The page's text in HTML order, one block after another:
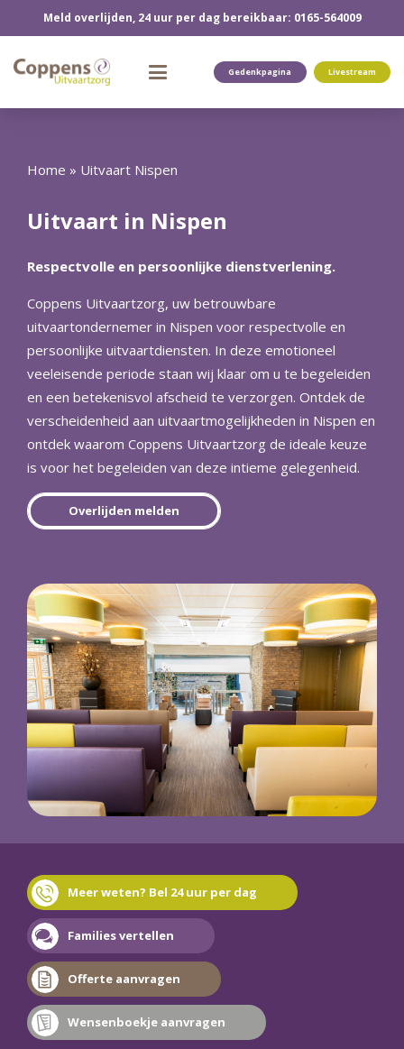
Meld overlijden, 24 uur per dag bereikbaar: 0165-564009
Gedenkpagina Livestream
Home » Uitvaart Nispen
Uitvaart in Nispen
Respectvolle en persoonlijke dienstverlening.
Coppens Uitvaartzorg, uw betrouwbare
uitvaartondernemer in Nispen voor respectvolle en
persoonlijke uitvaartdiensten. In deze emotioneel
veeleisende periode staan wij klaar om u te begeleiden
en een betekenisvol afscheid te verzorgen. Ontdek de
verscheidenheid aan uitvaartmogelijkheden in Nispen en
ontdek waarom Coppens Uitvaartzorg de ideale keuze
is voor het begeleiden van deze intieme gelegenheid.
Overlijden melden
Meer weten? Bel 24 uur per dag
Families vertellen
Offerte aanvragen
Wensenboekje aanvragen